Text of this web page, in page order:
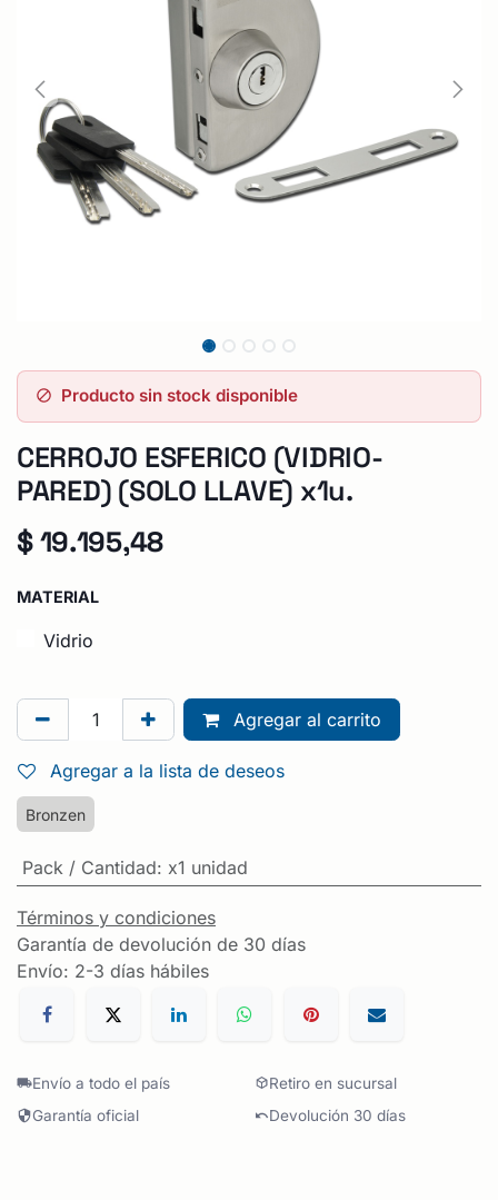
Producto sin stock disponible
CERROJO ESFERICO (VIDRIO-
PARED) (SOLO LLAVE) x1u.
$19.195,48
MATERIAL
Vidrio
Agregar al carrito
Agregar a la lista de deseos
Bronzen
Pack / Cantidad: x1 unidad
Términos y condiciones
Garantía de devolución de 30 días
Envío: 2-3 días hábiles
Envío a todo el país
Retiro en sucursal
Garantía oficial
Devolución 30 días